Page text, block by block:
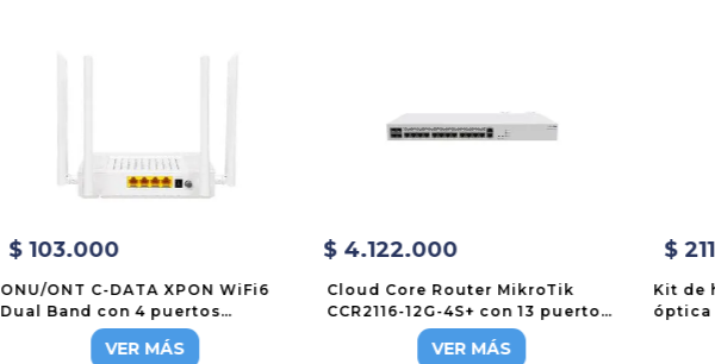
$ 103.000
ONU/ONT C-DATA XPON WiFi6
Dual Band con 4 puertos
Gigabit, FD514GS1-R550
VER MÁS
$ 4.122.000
Cloud Core Router MikroTik
CCR2116-12G-4S+ con 13 puertos
gigabit ethernet y 4 puertos
VER MÁS
$ 211
Kit de
óptica